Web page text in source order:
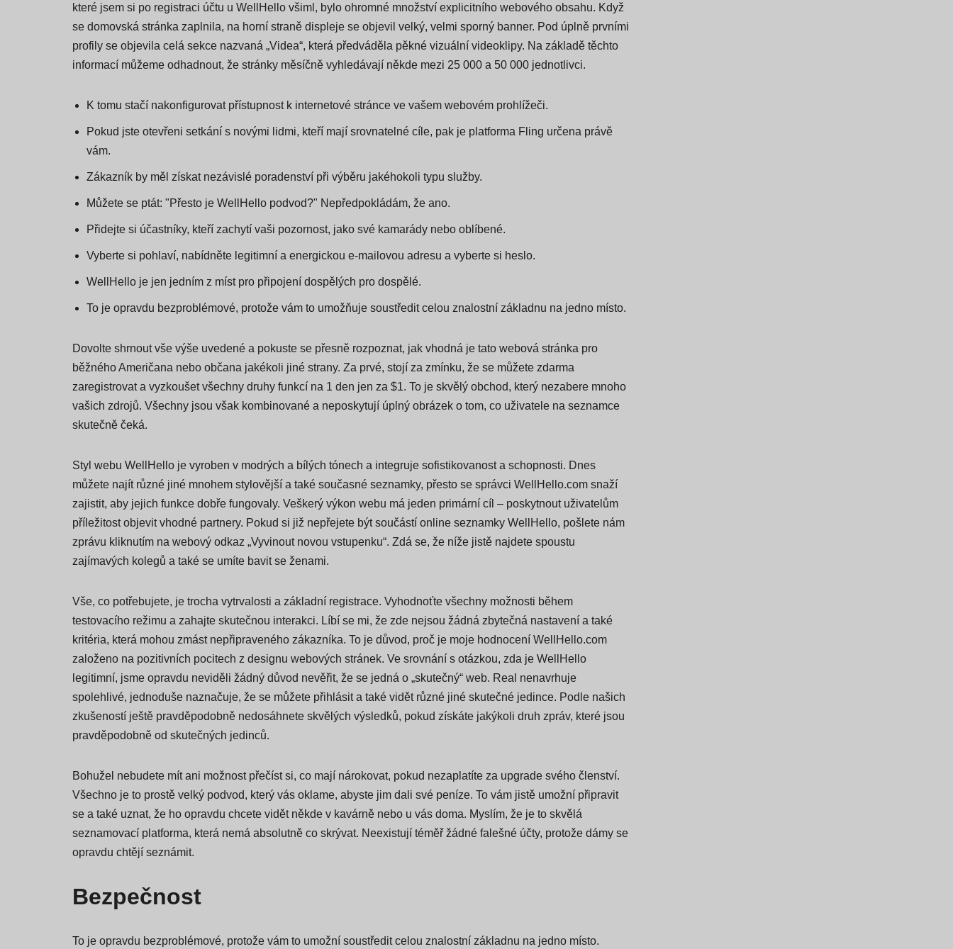
které jsem si po registraci účtu u WellHello všiml, bylo ohromné množství explicitního webového obsahu. Když
se domovská stránka zaplnila, na horní straně displeje se objevil velký, velmi sporný banner. Pod úplně prvními
profily se objevila celá sekce nazvaná „Videa“, která předváděla pěkné vizuální videoklipy. Na základě těchto
informací můžeme odhadnout, že stránky měsíčně vyhledávají někde mezi 25 000 a 50 000 jednotlivci.
K tomu stačí nakonfigurovat přístupnost k internetové stránce ve vašem webovém prohlížeči.
Pokud jste otevřeni setkání s novými lidmi, kteří mají srovnatelné cíle, pak je platforma Fling určena právě
vám.
Zákazník by měl získat nezávislé poradenství při výběru jakéhokoli typu služby.
Můžete se ptát: "Přesto je WellHello podvod?" Nepředpokládám, že ano.
Přidejte si účastníky, kteří zachytí vaši pozornost, jako své kamarády nebo oblíbené.
Vyberte si pohlaví, nabídněte legitimní a energickou e-mailovou adresu a vyberte si heslo.
WellHello je jen jedním z míst pro připojení dospělých pro dospělé.
To je opravdu bezproblémové, protože vám to umožňuje soustředit celou znalostní základnu na jedno místo.
Dovolte shrnout vše výše uvedené a pokuste se přesně rozpoznat, jak vhodná je tato webová stránka pro
běžného Američana nebo občana jakékoli jiné strany. Za prvé, stojí za zmínku, že se můžete zdarma
zaregistrovat a vyzkoušet všechny druhy funkcí na 1 den jen za $1. To je skvělý obchod, který nezabere mnoho
vašich zdrojů. Všechny jsou však kombinované a neposkytují úplný obrázek o tom, co uživatele na seznamce
skutečně čeká.
Styl webu WellHello je vyroben v modrých a bílých tónech a integruje sofistikovanost a schopnosti. Dnes
můžete najít různé jiné mnohem stylovější a také současné seznamky, přesto se správci WellHello.com snaží
zajistit, aby jejich funkce dobře fungovaly. Veškerý výkon webu má jeden primární cíl – poskytnout uživatelům
příležitost objevit vhodné partnery. Pokud si již nepřejete být součástí online seznamky WellHello, pošlete nám
zprávu kliknutím na webový odkaz „Vyvinout novou vstupenku“. Zdá se, že níže jistě najdete spoustu
zajímavých kolegů a také se umíte bavit se ženami.
Vše, co potřebujete, je trocha vytrvalosti a základní registrace. Vyhodnoťte všechny možnosti během
testovacího režimu a zahajte skutečnou interakci. Líbí se mi, že zde nejsou žádná zbytečná nastavení a také
kritéria, která mohou zmást nepřipraveného zákazníka. To je důvod, proč je moje hodnocení WellHello.com
založeno na pozitivních pocitech z designu webových stránek. Ve srovnání s otázkou, zda je WellHello
legitimní, jsme opravdu neviděli žádný důvod nevěřit, že se jedná o „skutečný“ web. Real nenavrhuje
spolehlivé, jednoduše naznačuje, že se můžete přihlásit a také vidět různé jiné skutečné jedince. Podle našich
zkušeností ještě pravděpodobně nedosáhnete skvělých výsledků, pokud získáte jakýkoli druh zpráv, které jsou
pravděpodobně od skutečných jedinců.
Bohužel nebudete mít ani možnost přečíst si, co mají nárokovat, pokud nezaplatíte za upgrade svého členství.
Všechno je to prostě velký podvod, který vás oklame, abyste jim dali své peníze. To vám jistě umožní připravit
se a také uznat, že ho opravdu chcete vidět někde v kavárně nebo u vás doma. Myslím, že je to skvělá
seznamovací platforma, která nemá absolutně co skrývat. Neexistují téměř žádné falešné účty, protože dámy se
opravdu chtějí seznámit.
Bezpečnost
To je opravdu bezproblémové, protože vám to umožní soustředit celou znalostní základnu na jedno místo.